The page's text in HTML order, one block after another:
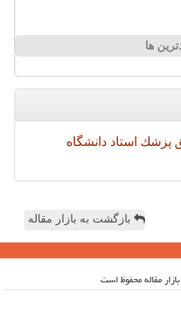
ها
پزشك استاد دانشگاه
بازگشت به بازار مقاله